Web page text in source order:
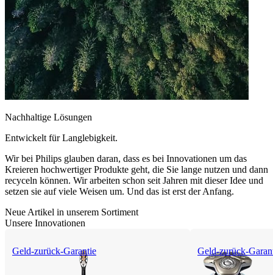
Nachhaltige Lösungen
Entwickelt für Langlebigkeit.
Wir bei Philips glauben daran, dass es bei Innovationen um das
Kreieren hochwertiger Produkte geht, die Sie lange nutzen und dann
recyceln können. Wir arbeiten schon seit Jahren mit dieser Idee und
setzen sie auf viele Weisen um. Und das ist erst der Anfang.
Neue Artikel in unserem Sortiment
Unsere Innovationen
Geld-zurück-Garantie Geld-zurück-